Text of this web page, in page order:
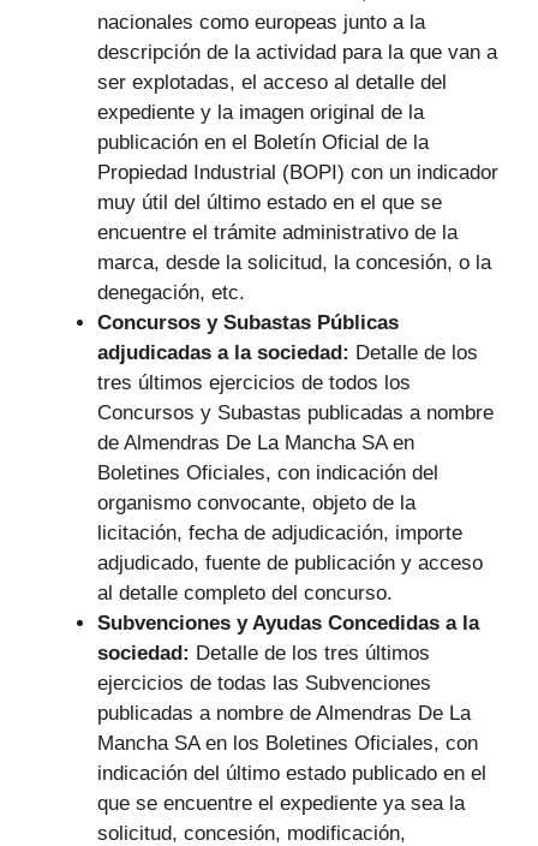
nacionales como europeas junto a la
descripción de la actividad para la que van a
ser explotadas, el acceso al detalle del
expediente y la imagen original de la
publicación en el Boletín Oficial de la
Propiedad Industrial (BOPI) con un indicador
muy útil del último estado en el que se
encuentre el trámite administrativo de la
marca, desde la solicitud, la concesión, o la
denegación, etc.
Concursos y Subastas Públicas
adjudicadas a la sociedad: Detalle de los
tres últimos ejercicios de todos los
Concursos y Subastas publicadas a nombre
de Almendras De La Mancha SA en
Boletines Oficiales, con indicación del
organismo convocante, objeto de la
licitación, fecha de adjudicación, importe
adjudicado, fuente de publicación y acceso
al detalle completo del concurso.
Subvenciones y Ayudas Concedidas a la
sociedad: Detalle de los tres últimos
ejercicios de todas las Subvenciones
publicadas a nombre de Almendras De La
Mancha SA en los Boletines Oficiales, con
indicación del último estado publicado en el
que se encuentre el expediente ya sea la
solicitud, concesión, modificación,